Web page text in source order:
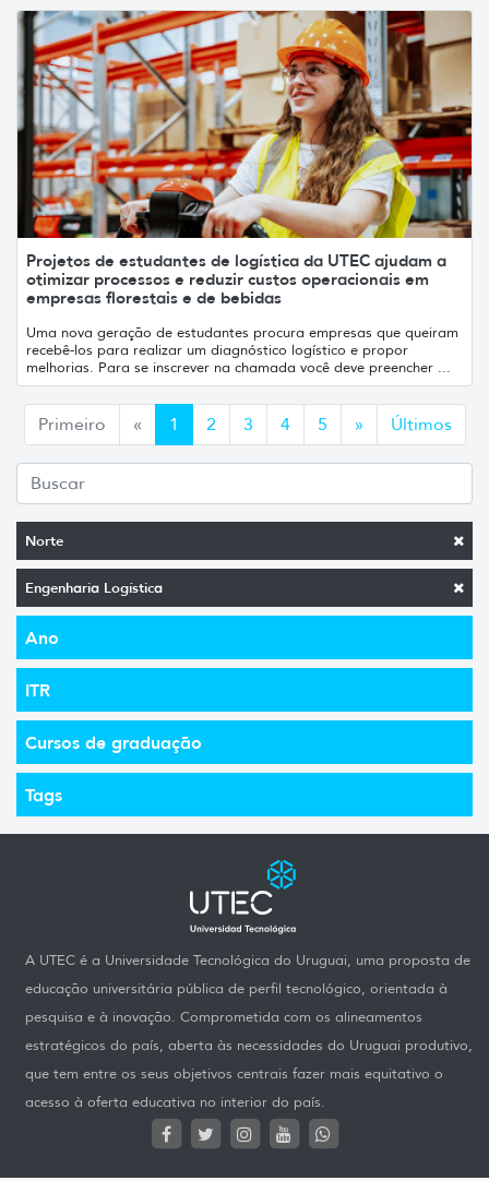
Norte
Engenharia Logística
Ano
ITR
Cursos de graduação
Tags
Projetos de estudantes de logística da UTEC ajudam a
otimizar processos e reduzir custos operacionais em
empresas florestais e de bebidas
Uma nova geração de estudantes procura empresas que queiram
recebê-los para realizar um diagnóstico logístico e propor
melhorias. Para se inscrever na chamada você deve preencher ...
Primeiro «Anterior
1 2 3 4 5 »Siguiente
Últimos
A UTEC é a Universidade Tecnológica do Uruguai, uma proposta de
educação universitária pública de perfil tecnológico, orientada à
pesquisa e à inovação. Comprometida com os alineamentos
estratégicos do país, aberta às necessidades do Uruguai produtivo,
que tem entre os seus objetivos centrais fazer mais equitativo o
acesso à oferta educativa no interior do país.